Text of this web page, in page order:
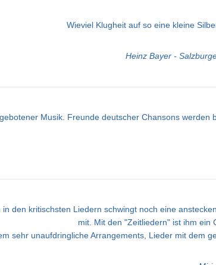
Wieviel Klugheit auf so eine kleine
Heinz Bayer -
Musik. Freunde deutscher Chansons werden
den kritischsten Liedern schwingt noch eine
mit. Mit den "Zeitliedern" ist ihm ein
sehr unaufdringliche Arrangements, Lieder mit dem